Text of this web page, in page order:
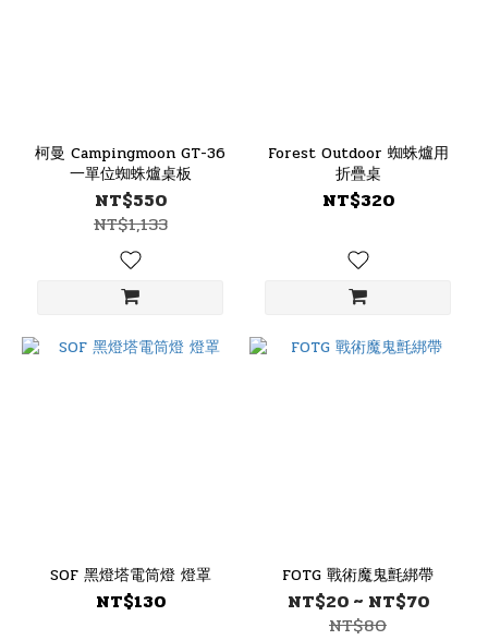
柯曼 Campingmoon GT-36
一單位蜘蛛爐桌板
NT$550
NT$1,133
Forest Outdoor 蜘蛛爐用
折疊桌
NT$320
SOF 黑燈塔電筒燈 燈罩
NT$130
FOTG 戰術魔鬼氈綁帶
NT$20 ~ NT$70
NT$80